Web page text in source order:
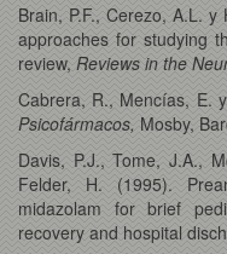
Brain, P.F., Cerezo, A.L.
approaches for studying
review, Reviews in the
Cabrera, R., Mencías, E.
Psicofármacos, Mosby,
Davis, P.J., Tome, J.A.,
Felder, H. (1995).
midazolam for brief
recovery and hospital